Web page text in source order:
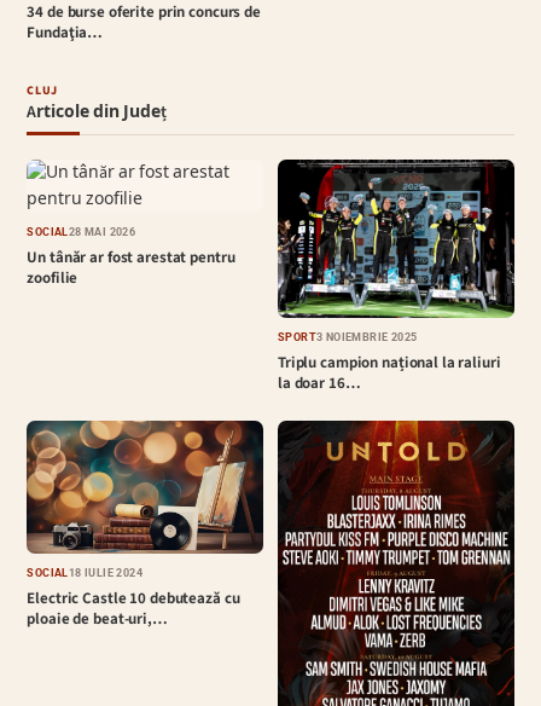
34 de burse oferite prin concurs de
Fundaţia…
CLUJ
Articole din Județ
SOCIAL28 MAI 2026
Un tânăr ar fost arestat pentru
zoofilie
SPORT3 NOIEMBRIE 2025
Triplu campion național la raliuri
la doar 16…
SOCIAL18 IULIE 2024
Electric Castle 10 debutează cu
ploaie de beat-uri,…